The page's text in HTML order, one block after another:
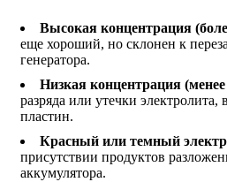
Высокая концентрация
еще хороший, но склонен к
генератора.
Низкая концентрация (менее
разряда или утечки
пластин.
Красный или темный
присутствии продуктов
аккумулятора.